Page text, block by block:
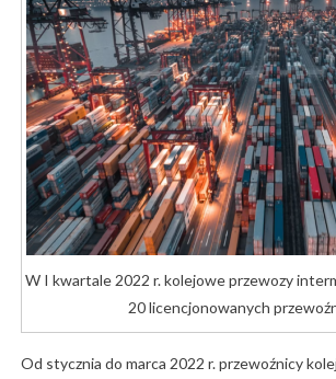
W I kwartale 2022 r. kolejowe przewozy
20 licencjonowanych
Od stycznia do marca 2022 r. przewoźnicy